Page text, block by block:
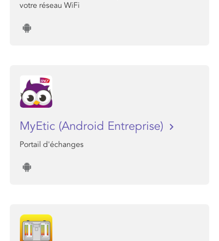
votre réseau WiFi
MyEtic (Android Entreprise)
Portail d'échanges